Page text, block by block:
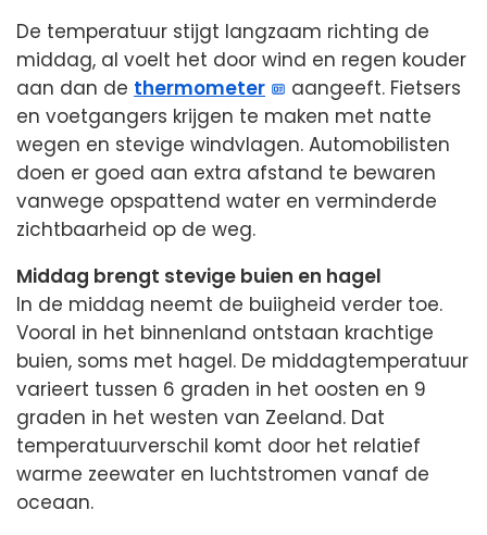
De temperatuur stijgt langzaam richting de
middag, al voelt het door wind en regen kouder
aan dan de thermometer
aangeeft. Fietsers
en voetgangers krijgen te maken met natte
wegen en stevige windvlagen. Automobilisten
doen er goed aan extra afstand te bewaren
vanwege opspattend water en verminderde
zichtbaarheid op de weg.
Middag brengt stevige buien en hagel
In de middag neemt de buiigheid verder toe.
Vooral in het binnenland ontstaan krachtige
buien, soms met hagel. De middagtemperatuur
varieert tussen 6 graden in het oosten en 9
graden in het westen van Zeeland. Dat
temperatuurverschil komt door het relatief
warme zeewater en luchtstromen vanaf de
oceaan.